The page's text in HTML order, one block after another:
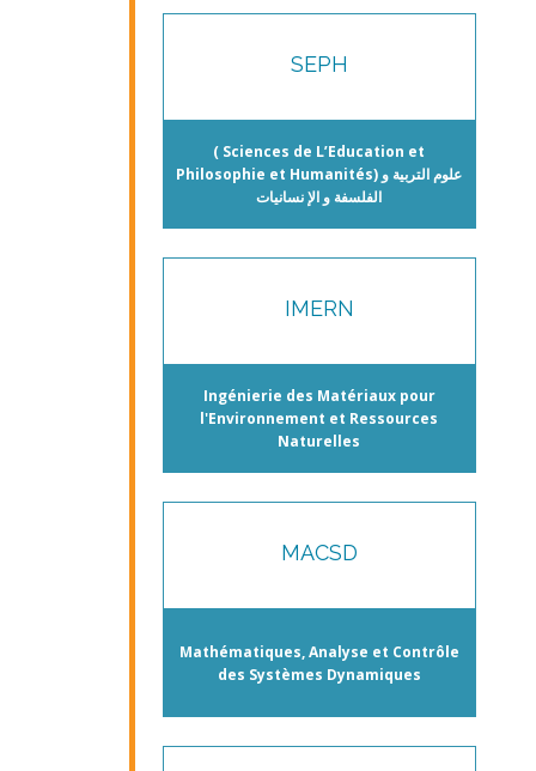
SEPH
( Sciences de L’Education et
Philosophie et Humanités) علوم التربية و
الفلسفة و الإ نسانيات
IMERN
Ingénierie des Matériaux pour
l'Environnement et Ressources
Naturelles
MACSD
Mathématiques, Analyse et Contrôle
des Systèmes Dynamiques